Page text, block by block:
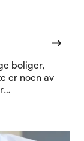
boliger,
er noen av